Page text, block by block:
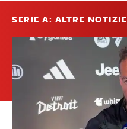
SERIE A: ALTRE NOTIZIE